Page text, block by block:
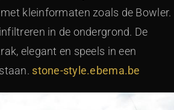
kleinformaten zoals de Bowler.
in de ondergrond. De
elegant en speels in een
stone-style.ebema.be